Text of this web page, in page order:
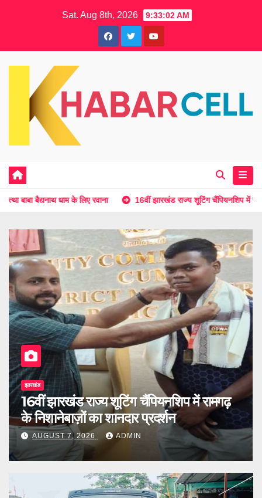
Sat. Aug 8th, 2026 9:33:03 AM
लिए रवाना 16वीं झारखंड राज्य शूटिंग चैंपियनशिप में रामगढ़ के निशानेबाज़ों का
झारखंड
16वीं झारखंड राज्य शूटिंग चैंपियनशिप में रामगढ़
के निशानेबाज़ों का शानदार प्रदर्शन
AUGUST 7, 2026 ADMIN